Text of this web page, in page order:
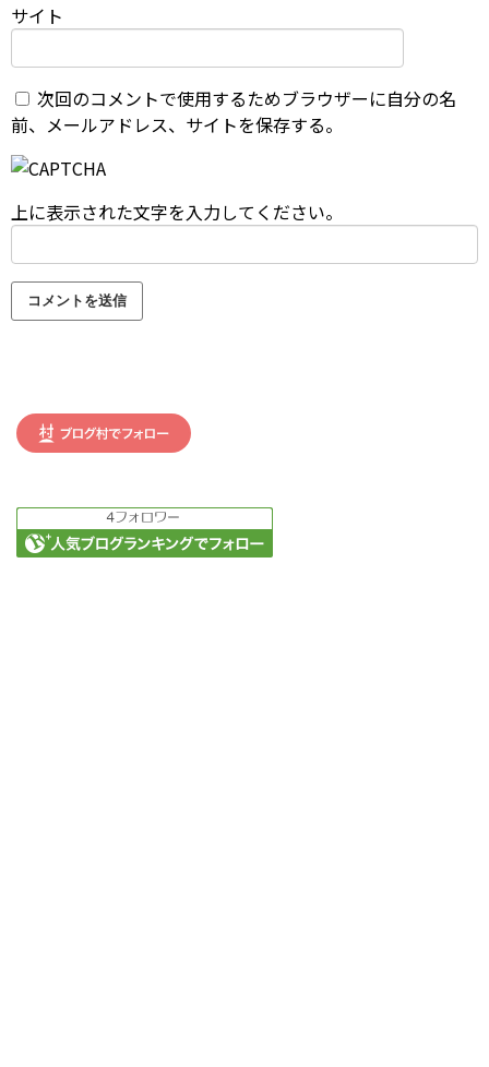
サイト
次回のコメントで使用するためブラウザーに自分の名
前、メールアドレス、サイトを保存する。
上に表示された文字を入力してください。